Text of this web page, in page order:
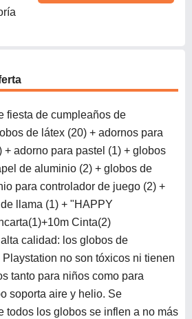
fiesta de cumpleaños de
de látex (20) + adornos para
+ adorno para pastel (1) + globos
de aluminio (2) + globos de
para controlador de juego (2) +
llama (1) + "HAPPY
Cinta(2)
calidad: los globos de
no son tóxicos ni tienen
tanto para niños como para
soporta aire y helio. Se
todos los globos se inflen a no más